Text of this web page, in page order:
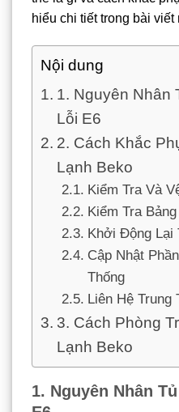
hiểu chi tiết trong bài viết
Nội dung
1. Nguyên Nhân
Lỗi E6
2. Cách Khắc
Lạnh Beko
Kiểm Tra Và
Kiểm Tra
Khởi Động Lại
Cập Nhật
Thống
Liên Hệ Trung
3. Cách Phòng
Lạnh Beko
1. Nguyên Nhân